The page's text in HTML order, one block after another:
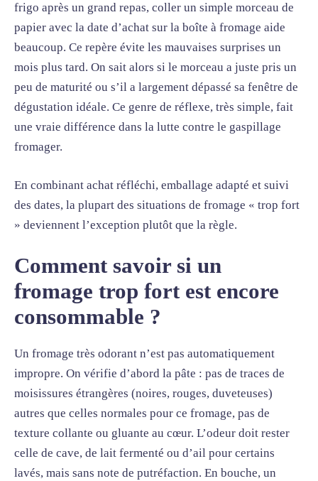
frigo après un grand repas, coller un simple morceau de
papier avec la date d’achat sur la boîte à fromage aide
beaucoup. Ce repère évite les mauvaises surprises un
mois plus tard. On sait alors si le morceau a juste pris un
peu de maturité ou s’il a largement dépassé sa fenêtre de
dégustation idéale. Ce genre de réflexe, très simple, fait
une vraie différence dans la lutte contre le gaspillage
fromager.
En combinant achat réfléchi, emballage adapté et suivi
des dates, la plupart des situations de fromage « trop fort
» deviennent l’exception plutôt que la règle.
Comment savoir si un
fromage trop fort est encore
consommable ?
Un fromage très odorant n’est pas automatiquement
impropre. On vérifie d’abord la pâte : pas de traces de
moisissures étrangères (noires, rouges, duveteuses)
autres que celles normales pour ce fromage, pas de
texture collante ou gluante au cœur. L’odeur doit rester
celle de cave, de lait fermenté ou d’ail pour certains
lavés, mais sans note de putréfaction. En bouche, un